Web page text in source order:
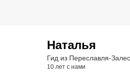
Наталья
Гид из Переславля-
10 лет с нами